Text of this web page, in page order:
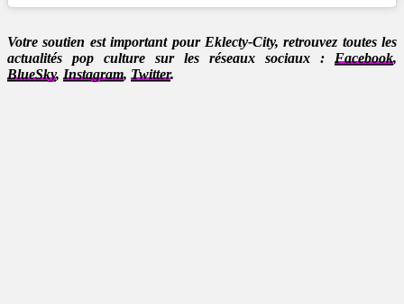
Votre soutien est important pour Eklecty-City, retrouvez toutes les
actualités pop culture sur les réseaux sociaux : Facebook,
BlueSky, Instagram, Twitter.